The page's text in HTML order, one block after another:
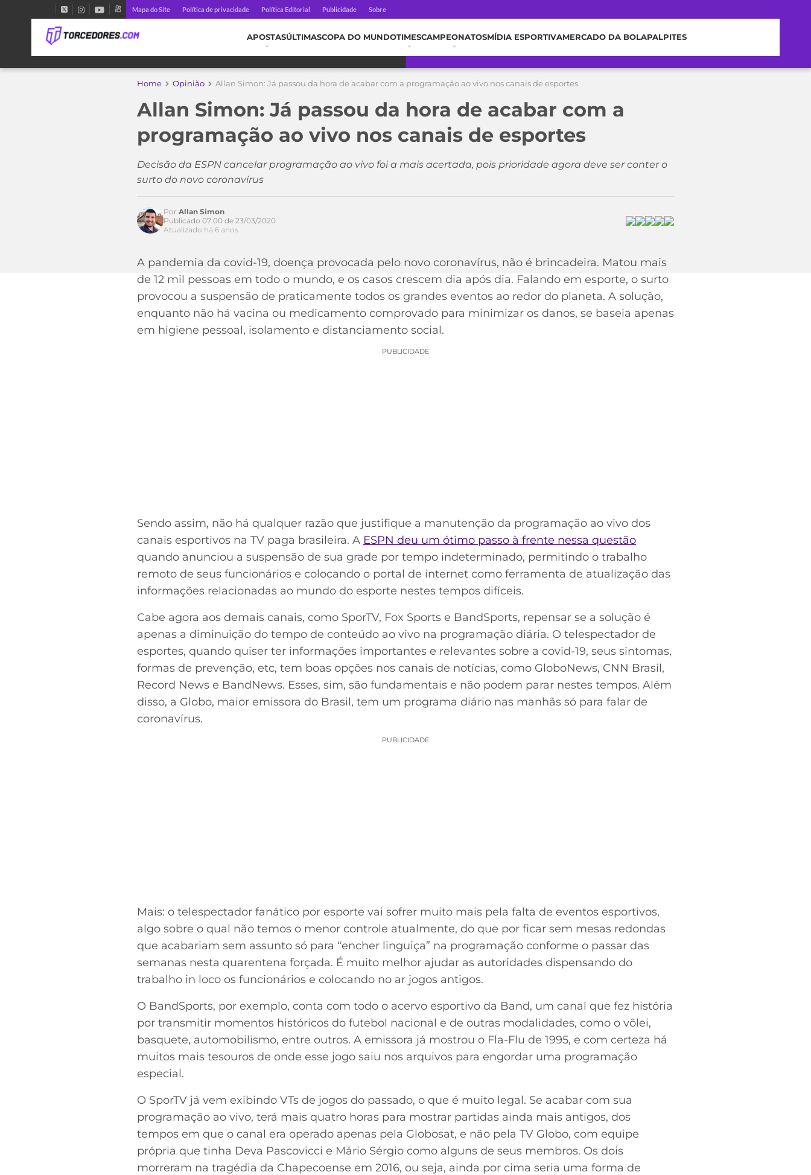
Mapa do Site Política de privacidade Política Editorial Publicidade Sobre
APOSTASÚLTIMASCOPA DO MUNDOTIMESCAMPEONATOSMÍDIA ESPORTIVAMERCADO DA BOLAPALPITES
Home Opinião Allan Simon: Já passou da hora de acabar com a programação ao vivo nos canais de esportes
Allan Simon: Já passou da hora de acabar com a
programação ao vivo nos canais de esportes
Decisão da ESPN cancelar programação ao vivo foi a mais acertada, pois prioridade agora deve ser conter o
surto do novo coronavírus
Acesse o perfil do autor
Por Allan Simon
Publicado 07:00 de 23/03/2020
Atualizado há 6 anos
A pandemia da covid-19, doença provocada pelo novo coronavírus, não é brincadeira. Matou mais
de 12 mil pessoas em todo o mundo, e os casos crescem dia após dia. Falando em esporte, o surto
provocou a suspensão de praticamente todos os grandes eventos ao redor do planeta. A solução,
enquanto não há vacina ou medicamento comprovado para minimizar os danos, se baseia apenas
em higiene pessoal, isolamento e distanciamento social.
PUBLICIDADE
Sendo assim, não há qualquer razão que justifique a manutenção da programação ao vivo dos
canais esportivos na TV paga brasileira. A ESPN deu um ótimo passo à frente nessa questão
quando anunciou a suspensão de sua grade por tempo indeterminado, permitindo o trabalho
remoto de seus funcionários e colocando o portal de internet como ferramenta de atualização das
informações relacionadas ao mundo do esporte nestes tempos difíceis.
Cabe agora aos demais canais, como SporTV, Fox Sports e BandSports, repensar se a solução é
apenas a diminuição do tempo de conteúdo ao vivo na programação diária. O telespectador de
esportes, quando quiser ter informações importantes e relevantes sobre a covid-19, seus sintomas,
formas de prevenção, etc, tem boas opções nos canais de notícias, como GloboNews, CNN Brasil,
Record News e BandNews. Esses, sim, são fundamentais e não podem parar nestes tempos. Além
disso, a Globo, maior emissora do Brasil, tem um programa diário nas manhãs só para falar de
coronavírus.
PUBLICIDADE
Mais: o telespectador fanático por esporte vai sofrer muito mais pela falta de eventos esportivos,
algo sobre o qual não temos o menor controle atualmente, do que por ficar sem mesas redondas
que acabariam sem assunto só para “encher linguiça” na programação conforme o passar das
semanas nesta quarentena forçada. É muito melhor ajudar as autoridades dispensando do
trabalho in loco os funcionários e colocando no ar jogos antigos.
O BandSports, por exemplo, conta com todo o acervo esportivo da Band, um canal que fez história
por transmitir momentos históricos do futebol nacional e de outras modalidades, como o vôlei,
basquete, automobilismo, entre outros. A emissora já mostrou o Fla-Flu de 1995, e com certeza há
muitos mais tesouros de onde esse jogo saiu nos arquivos para engordar uma programação
especial.
O SporTV já vem exibindo VTs de jogos do passado, o que é muito legal. Se acabar com sua
programação ao vivo, terá mais quatro horas para mostrar partidas ainda mais antigos, dos
tempos em que o canal era operado apenas pela Globosat, e não pela TV Globo, com equipe
própria que tinha Deva Pascovicci e Mário Sérgio como alguns de seus membros. Os dois
morreram na tragédia da Chapecoense em 2016, ou seja, ainda por cima seria uma forma de